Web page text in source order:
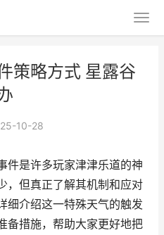
策略方式 星露谷
10-28
件是许多玩家津津乐道的神
，但真正了解其机制和应对
细介绍这一特殊天气的触发
备措施，帮助大家更好地把